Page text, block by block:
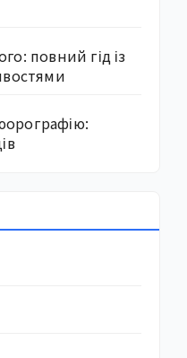
повний гід із